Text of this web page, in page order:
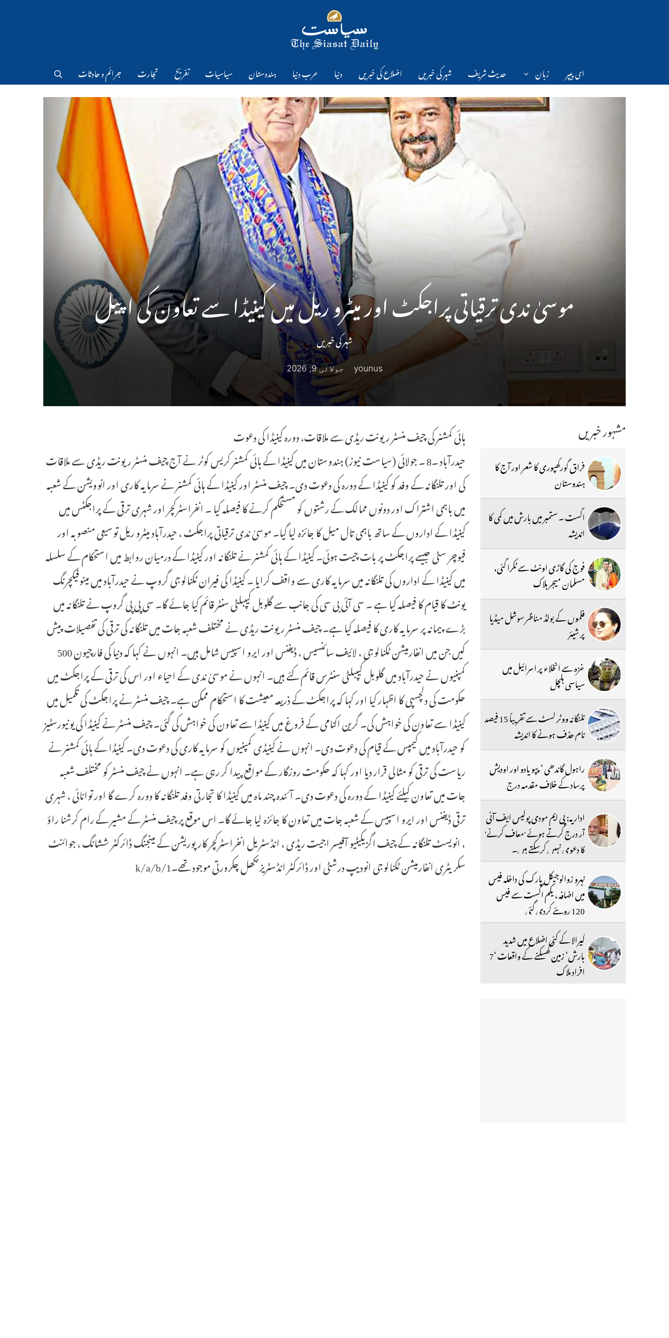
ای پیپر زبان حدیث شریف شہر کی خبریں اضلاع کی خبریں دنیا عرب دنیا ہندوستان سیاسیات تفریح تجارت جرائم و حادثات
موسیٰ ندی ترقیاتی پراجکٹ اور میٹرو ریل میں کینیڈا سے تعاون کی اپیل
شہر کی خبریں
younus جولائی 9, 2026
ہائی کمشنر کی چیف منسٹر ریونت ریڈی سے ملاقات، دورہ کینیڈا کی دعوت
حیدرآباد ۔8 ۔ جولائی (سیاست نیوز) ہندوستان میں کینیڈا کے ہائی کمشنر کریس کوٹر نے آج چیف منسٹر ریونت ریڈی سے ملاقات
کی اور تلنگانہ کے وفد کو کینیڈا کے دورہ کی دعوت دی۔ چیف منسٹر اور کینیڈا کے ہائی کمشنر نے سرمایہ کاری اور انوویشن کے شعبہ
میں باہمی اشتراک اور دونوں ممالک کے رشتوں کو مستحکم کرنے کا فیصلہ کیا ۔ انفراسٹرکچر اور شہری ترقی کے پراجکٹس میں
کینیڈا کے اداروں کے ساتھ باہمی تال میل کا جائزہ لیا گیا۔ موسیٰ ندی ترقیاتی پراجکٹ ، حیدرآباد میٹرو ریل توسیعی منصوبہ اور
فیوچر سٹی جیسے پراجکٹ پر بات چیت ہوئی۔ کینیڈا کے ہائی کمشنر نے تلنگانہ اور کینیڈا کے درمیان روابط میں استحکام کے سلسلہ
میں کینیڈا کے اداروں کی تلنگانہ میں سرمایہ کاری سے واقف کرایا ۔ کینیڈا کی فیران ٹکنالوجی گروپ نے حیدرآباد میں مینوفیکچرنگ
یونٹ کا قیام کا فیصلہ کیا ہے ۔ سی آئی بی سی کی جانب سے گلوبل کیپبلٹی سنٹر قائم کیا جائے گا۔ سی پی پی گروپ نے تلنگانہ میں
بڑے پیمانہ پر سرمایہ کاری کا فیصلہ کیا ہے۔ چیف منسٹر ریونت ریڈی نے مختلف شعبہ جات میں تلنگانہ کی ترقی کی تفصیلات پیش
کیں جن میں انفارمیشن ٹکنالوجی ، لائیف سائنسیس ، ڈیفنس اور ایرو اسپیس شامل ہیں۔ انہوں نے کہا کہ دنیا کی فارچیون 500
کمپنیوں نے حیدرآباد میں گلوبل کیپبلٹی سنٹرس قائم کئے ہیں۔ انہوں نے موسیٰ ندی کے احیاء اور اس کی ترقی کے پراجکٹ میں
حکومت کی دلچسپی کا اظہار کیا اور کہا کہ پراجکٹ کے ذریعہ معیشت کا استحکام ممکن ہے۔ چیف منسٹر نے پراجکٹ کی تکمیل میں
کینیڈا سے تعاون کی خواہش کی۔ گرین اکنامی کے فروغ میں کینیڈا سے تعاون کی خواہش کی گئی۔ چیف منسٹر نے کینیڈا کی یونیورسٹیز
کو حیدرآباد میں کیمپس کے قیام کی دعوت دی۔ انہوں نے کینیڈی کمپنیوں کو سرمایہ کاری کی دعوت دی۔ کینیڈا کے ہائی کمشنر نے
ریاست کی ترقی کو مثالی قرار دیا اور کہا کہ حکومت روزگار کے مواقع پیدا کر رہی ہے۔ انہوں نے چیف منسٹر کو مختلف شعبہ
جات میں تعاون کیلئے کینیڈا کے دورہ کی دعوت دی۔ آئندہ چند ماہ میں کینیڈا کا تجارتی وفد تلنگانہ کا دورہ کرے گا اور توانائی ، شہری
ترقی ڈیفنس اور ایرو اسپیس کے شعبہ جات میں تعاون کا جائزہ لیا جائے گا۔ اس موقع پر چیف منسٹر کے مشیر کے رام کرشنا راؤ
، انویسٹ تلنگانہ کے چیف اگزیکیٹیو آفیسر اجیت ریڈی ، انڈسٹریل انفراسٹرکچر کارپوریشن کے مینجنگ ڈائرکٹر ششانگ ، جوائنٹ
سکریٹری انفارمیشن ٹکنالوجی انودیپ درشٹی اور ڈائرکٹر انڈسٹریز نکھل چکرورتی موجود تھے۔1/k/a/b
مشہور خبریں
فراق گورکھپوری کا شعر اور آج کا
ہندوستان
اگست ۔ ستمبر میں بارش میں کمی کا
اندیشہ
فوج کی گاڑی اونٹ سے ٹکرا گئی،
مسلمان میجر ہلاک
فلموں کے بولڈ مناظر سوشل میڈیا
پر شیئر
غزہ سے انخلاء پر اسرائیل میں
سیاسی ہلچل
تلنگانہ ووٹر لسٹ سے تقریباً 15 فیصد
نام حذف ہونے کا اندیشہ
راہول گاندھی ‘ پپو یادو اور اودیش
پرساد کے خلاف مقدمہ درج
اداریہ: پی ایم مودی پولیس ایف آئی
آر درج کرتے ہوئے 'معاف کرنے'
کا دعوی نہیں کرسکتے ہیں۔
نہرو زوالوجیکل پارک کی داخلہ فیس
میں اضافہ ، یکم اگست سے فیس
120 روپئے کردی گئی
کیرالا کے کئی اضلاع میں شدید
بارش‘ زمین کھسکنے کے واقعات ‘7
افراد ہلاک